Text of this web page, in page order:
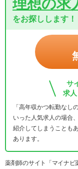
理想の求
をお探しします！
サ
求
「高年収かつ転勤なし
いった人気求人の場合
紹介してしまうことも
あります。
薬剤師のサイト「マイナビ